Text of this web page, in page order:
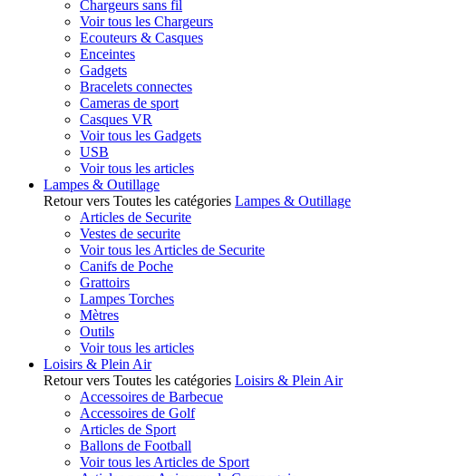
Chargeurs sans fil
Voir tous les Chargeurs
Ecouteurs & Casques
Enceintes
Gadgets
Bracelets connectes
Cameras de sport
Casques VR
Voir tous les Gadgets
USB
Voir tous les articles
Lampes & Outillage
Retour vers Toutes les catégories Lampes & Outillage
Articles de Securite
Vestes de securite
Voir tous les Articles de Securite
Canifs de Poche
Grattoirs
Lampes Torches
Mètres
Outils
Voir tous les articles
Loisirs & Plein Air
Retour vers Toutes les catégories Loisirs & Plein Air
Accessoires de Barbecue
Accessoires de Golf
Articles de Sport
Ballons de Football
Voir tous les Articles de Sport